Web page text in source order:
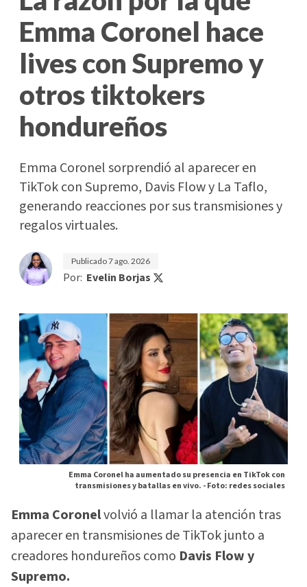
Emma Coronel hace
lives con Supremo y
otros tiktokers
hondureños
Emma Coronel sorprendió al aparecer en
TikTok con Supremo, Davis Flow y La Taflo,
generando reacciones por sus transmisiones y
regalos virtuales.
Publicado7 ago. 2026
Por: Evelin Borjas
Emma Coronel ha aumentado su presencia en TikTok con
transmisiones y batallas en vivo. -Foto: redes sociales
Emma Coronelvolvió a llamar la atención tras
aparecer en transmisiones de TikTok junto a
creadores hondureños como Davis Flow y
Supremo.